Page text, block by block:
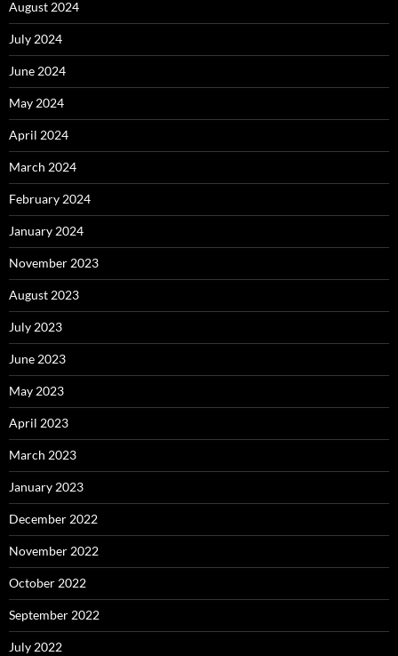
August 2024
July 2024
June 2024
May 2024
April 2024
March 2024
February 2024
January 2024
November 2023
August 2023
July 2023
June 2023
May 2023
April 2023
March 2023
January 2023
December 2022
November 2022
October 2022
September 2022
July 2022